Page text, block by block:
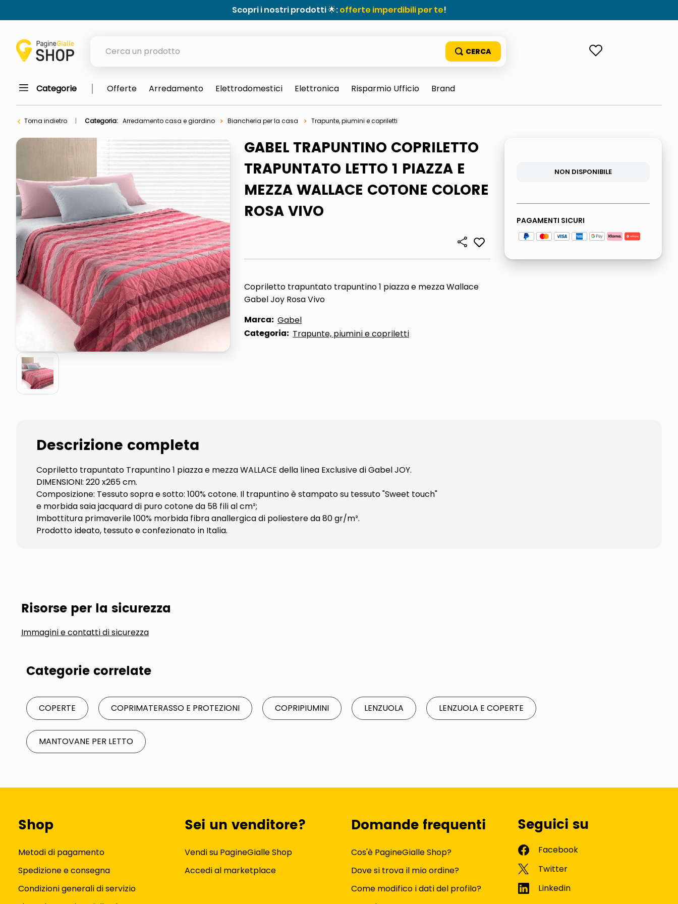
Scopri i nostri prodotti 🌟:offerte imperdibili per te!
meme
elenco
ombrelloni
lucidatrice pavimenti
italia independent occhiali sole 0703 thin rotondo sun
pattumiera raccolta differenziata
elenco telefonico
asciuga capelli spazzola
Categorie Offerte Arredamento Elettrodomestici Elettronica Risparmio Ufficio Brand
Torna indietro Categoria: Arredamento casa e giardino Biancheria per la casa Trapunte, piumini e copriletti
GABEL TRAPUNTINO COPRILETTO
TRAPUNTATO LETTO 1 PIAZZA E
MEZZA WALLACE COTONE COLORE
ROSA VIVO
Copriletto trapuntato trapuntino 1 piazza e mezza Wallace
Gabel Joy Rosa Vivo
Marca: Gabel
Categoria: Trapunte, piumini e copriletti
NON DISPONIBILE
PAGAMENTI SICURI
Descrizione completa
Copriletto trapuntato Trapuntino 1 piazza e mezza WALLACE della linea Exclusive di Gabel JOY.
DIMENSIONI: 220 x265 cm.
Composizione: Tessuto sopra e sotto: 100% cotone. Il trapuntino è stampato su tessuto "Sweet touch"
e morbida saia jacquard di puro cotone da 58 fili al cm²;
Imbottitura primaverile 100% morbida fibra anallergica di poliestere da 80 gr/m².
Prodotto ideato, tessuto e confezionato in Italia.
Risorse per la sicurezza
Immagini e contatti di sicurezza
Categorie correlate
COPERTE COPRIMATERASSO E PROTEZIONI COPRIPIUMINI LENZUOLA LENZUOLA E COPERTE
MANTOVANE PER LETTO
Shop
Metodi di pagamento
Spedizione e consegna
Condizioni generali di servizio
Sei un venditore?
Vendi su PagineGialle Shop
Accedi al marketplace
Domande frequenti
Cos'è PagineGialle Shop?
Dove si trova il mio ordine?
Come modifico i dati del profilo?
Seguici su